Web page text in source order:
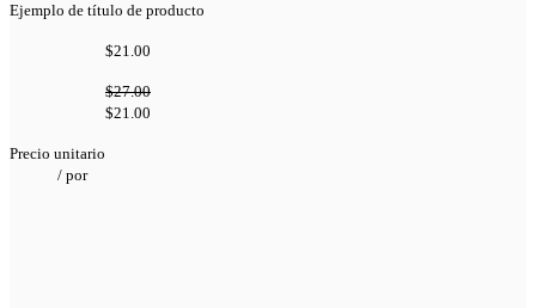
Ejemplo de título de producto
$21.00
$27.00
$21.00
Precio unitario
/ por